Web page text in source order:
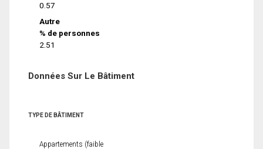
0.57
Autre
% de personnes
2.51
Données Sur Le Bâtiment
TYPE DE BÂTIMENT
Appartements (faible